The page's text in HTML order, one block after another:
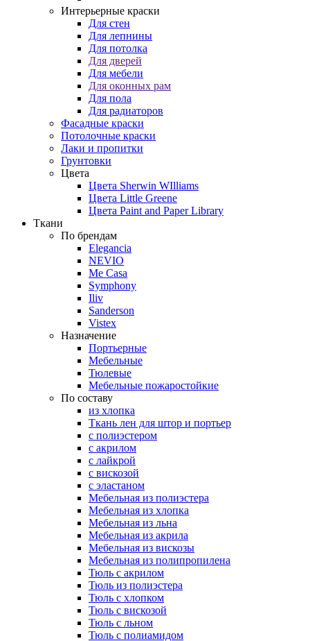
Интерьерные краски
Для стен
Для лепнины
Для потолка
Для дверей
Для мебели
Для оконных рам
Для пола
Для радиаторов
Фасадные краски
Потолочные краски
Лаки и пропитки
Грунтовки
Цвета
Цвета Sherwin WIlliams
Цвета Little Greene
Цвета Paint and Paper Library
Ткани
По брендам
Elegancia
NEVIO
Me Casa
Symphony
Iliv
Sanderson
Vistex
Назначение
Портьерные
Мебельные
Тюлевые
Мебельные пожаростойкие
По составу
из хлопка
Ткань лен для штор и портьер
с полиэстером
с акрилом
с лайкрой
с вискозой
с эластаном
Мебельная из полиэстера
Мебельная из хлопка
Мебельная из льна
Мебельная из акрила
Мебельная из вискозы
Мебельная из полипропилена
Тюль с акрилом
Тюль из полиэстера
Тюль с хлопком
Тюль с вискозой
Тюль с льном
Тюль с полиамидом